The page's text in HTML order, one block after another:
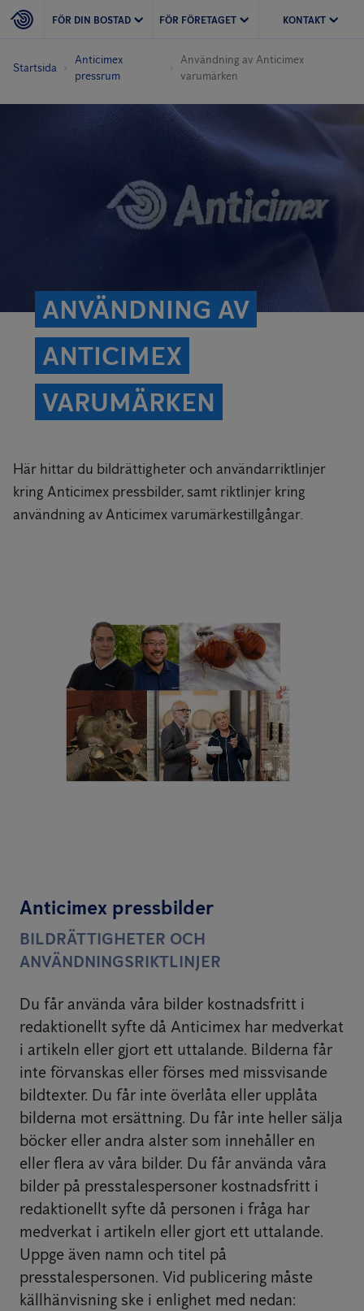
FÖR DIN BOSTAD FÖR FÖRETAGET KONTAKT
Startsida
Anticimex
pressrum
Användning av Anticimex
varumärken
ANVÄNDNING AV
ANTICIMEX
VARUMÄRKEN
Här hittar du bildrättigheter och användarriktlinjer
kring Anticimex pressbilder, samt riktlinjer kring
användning av Anticimex varumärkestillgångar.
Anticimex pressbilder
BILDRÄTTIGHETER OCH
ANVÄNDNINGSRIKTLINJER
Du får använda våra bilder kostnadsfritt i
redaktionellt syfte då Anticimex har medverkat
i artikeln eller gjort ett uttalande. Bilderna får
inte förvanskas eller förses med missvisande
bildtexter. Du får inte överlåta eller upplåta
bilderna mot ersättning. Du får inte heller sälja
böcker eller andra alster som innehåller en
eller flera av våra bilder. Du får använda våra
bilder på presstalespersoner kostnadsfritt i
redaktionellt syfte då personen i fråga har
medverkat i artikeln eller gjort ett uttalande.
Uppge även namn och titel på
presstalespersonen. Vid publicering måste
källhänvisning ske i enlighet med nedan: